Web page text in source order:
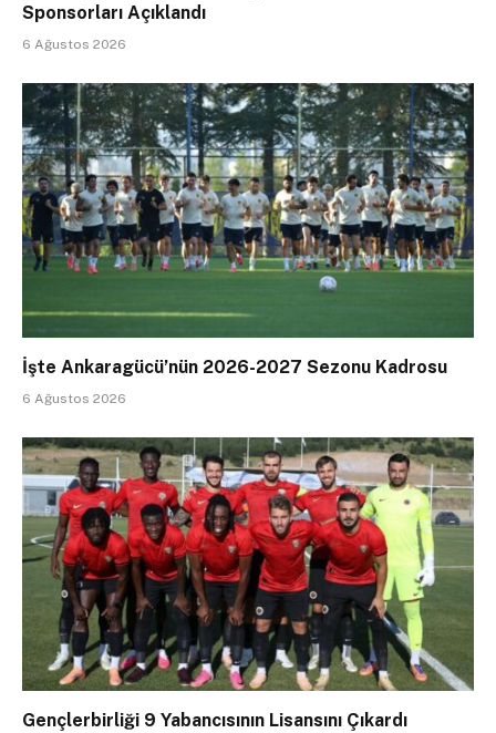
Sponsorları Açıklandı
6 Ağustos 2026
İşte Ankaragücü’nün 2026-2027 Sezonu Kadrosu
6 Ağustos 2026
Gençlerbirliği 9 Yabancısının Lisansını Çıkardı